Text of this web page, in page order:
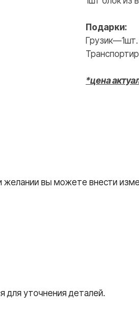
Подарки:
Грузик—1шт.
*цена
вы можете внести
для уточнения деталей.